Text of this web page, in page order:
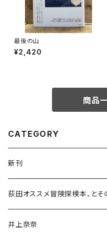
最後の山
¥2,420
商品
CATEGORY
新刊
和書
文学・小説・物語
荻田オススメ冒険探検本、とそ
井上奈奈